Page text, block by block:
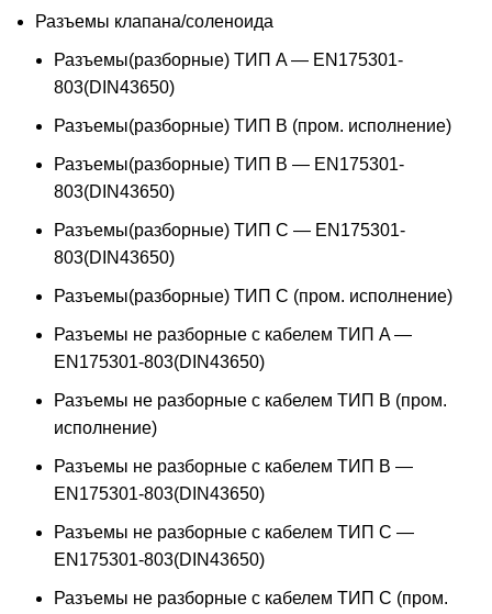
Разъемы клапана/соленоида
Разъемы(разборные) ТИП A — EN175301-
803(DIN43650)
Разъемы(разборные) ТИП В (пром. исполнение)
Разъемы(разборные) ТИП B — EN175301-
803(DIN43650)
Разъемы(разборные) ТИП C — EN175301-
803(DIN43650)
Разъемы(разборные) ТИП С (пром. исполнение)
Разъемы не разборные с кабелем ТИП A —
EN175301-803(DIN43650)
Разъемы не разборные с кабелем ТИП B (пром.
исполнение)
Разъемы не разборные с кабелем ТИП B —
EN175301-803(DIN43650)
Разъемы не разборные с кабелем ТИП C —
EN175301-803(DIN43650)
Разъемы не разборные с кабелем ТИП C (пром.